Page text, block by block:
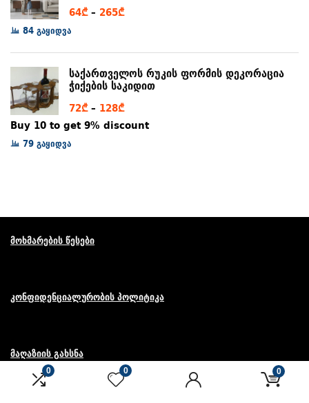
0 0 0
64₾ – 265₾Price
through
265₾
84 გაყიდვა
საქართველოს რუკის ფორმის დეკორაცია
ჭიქების საკიდით
72₾ – 128₾Price
range:
Buy 10 to get 9% discount
79 გაყიდვა
მოხმარების წესები
კონფიდენციალურობის პოლიტიკა
მაღაზიის გახსნა